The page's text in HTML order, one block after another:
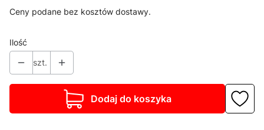
Ceny podane bez kosztów dostawy.
Ilość
szt.
Dodaj do koszyka